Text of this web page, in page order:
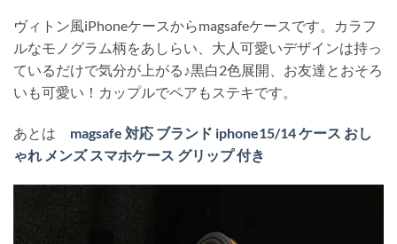
ヴィトン風iPhoneケースからmagsafeケースです。カラフ
ルなモノグラム柄をあしらい、大人可愛いデザインは持っ
ているだけで気分が上がる♪黒白2色展開、お友達とおそろ
いも可愛い！カップルでペアもステキです。
あとは magsafe 対応 ブランド iphone15/14 ケース おし
ゃれ メンズ スマホケース グリップ 付き